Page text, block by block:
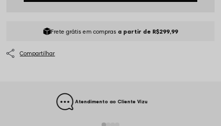
Frete grátis em compras a partir de R$299,99
Atendimento ao Cliente Vizu